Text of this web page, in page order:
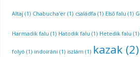
Altaj (1) Chabucha'er(1) családfa (1) Első falu (1)
Harmadik falu (1) Hatodik falu (1) Hetedik falu (1)
folyó (1) indoiráni (1) iszlám (1) kazak(2)